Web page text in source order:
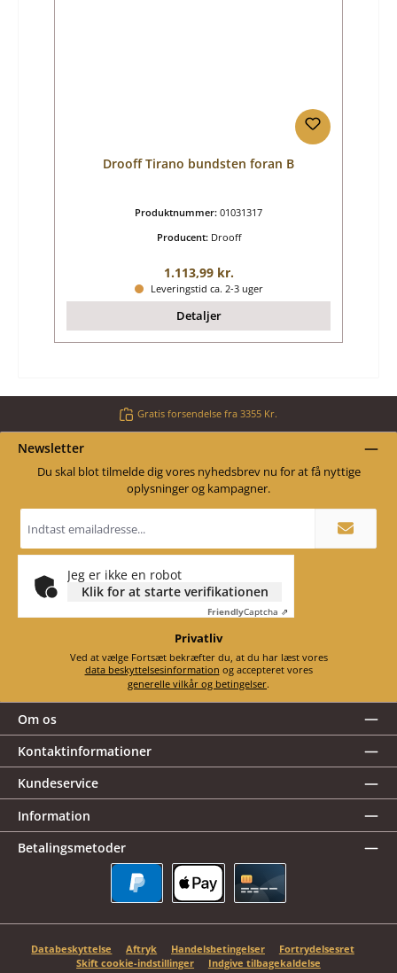
Drooff Tirano bundsten foran B
Produktnummer: 01031317
Producent: Drooff
Almindelig pris:
1.113,99 kr.
Leveringstid ca. 2-3 uger
Detaljer
Gratis forsendelse fra 3355 Kr.
Newsletter
Du skal blot tilmelde dig vores nyhedsbrev nu for at få nyttige
oplysninger og kampagner.
adresse
*
Jeg er ikke en robot
Klik for at starte verifikationen
FriendlyCaptcha ⇗
Privatliv
Ved at vælge Fortsæt bekræfter du, at du har læst vores
data beskyttelsesinformation
og accepteret vores
generelle vilkår og betingelser.
Om os
Kontaktinformationer
Kundeservice
Information
Betalingsmetoder
Databeskyttelse Aftryk Handelsbetingelser
Fortrydelsesret
Skift cookie-indstillinger
Indgive tilbagekaldelse